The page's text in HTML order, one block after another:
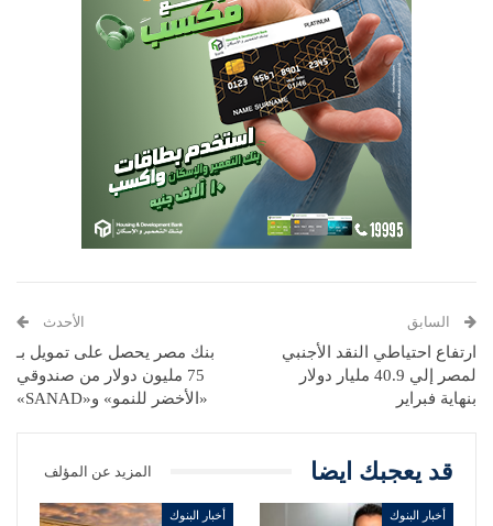
السابق
ارتفاع احتياطي النقد الأجنبي
لمصر إلي 40.9 مليار دولار
بنهاية فبراير
الأحدث
بنك مصر يحصل على تمويل بـ
75 مليون دولار من صندوقي
«الأخضر للنمو» و«SANAD»
قد يعجبك ايضا المزيد عن المؤلف
أخبار البنوك أخبار البنوك